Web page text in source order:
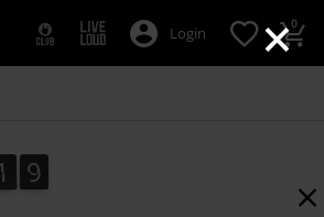
×
Login 0
7
8
7
9
8